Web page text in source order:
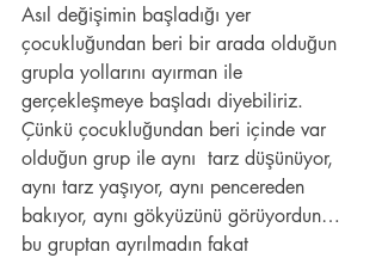
Asıl değişimin başladığı yer
çocukluğundan beri bir arada olduğun
grupla yollarını ayırman ile
gerçekleşmeye başladı diyebiliriz.
Çünkü çocukluğundan beri içinde var
olduğun grup ile aynı  tarz düşünüyor,
aynı tarz yaşıyor, aynı pencereden
bakıyor, aynı gökyüzünü görüyordun…
bu gruptan ayrılmadın fakat